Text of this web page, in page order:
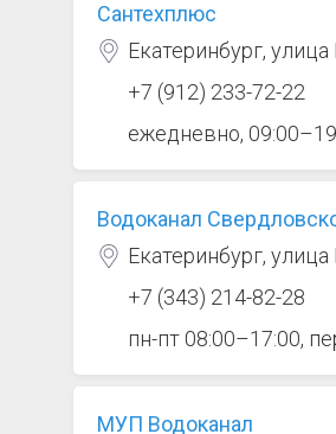
Сантехплюс
Екатеринбург,
+7 (912) 233-72-22
ежедневно,
Водоканал
Екатеринбург,
+7 (343) 214-82-28
пн-пт 08:00–17:00,
МУП Водоканал